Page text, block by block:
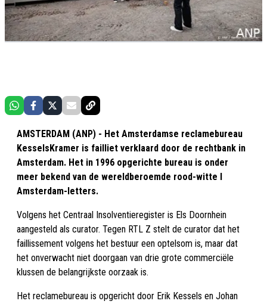
AMSTERDAM (ANP) - Het Amsterdamse reclamebureau
KesselsKramer is failliet verklaard door de rechtbank in
Amsterdam. Het in 1996 opgerichte bureau is onder
meer bekend van de wereldberoemde rood-witte I
Amsterdam-letters.
Volgens het Centraal Insolventieregister is Els Doornhein
aangesteld als curator. Tegen RTL Z stelt de curator dat het
faillissement volgens het bestuur een optelsom is, maar dat
het onverwacht niet doorgaan van drie grote commerciële
klussen de belangrijkste oorzaak is.
Het reclamebureau is opgericht door Erik Kessels en Johan